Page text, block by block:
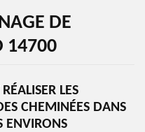
DE
14700
LES
CHEMINÉES DANS
ENVIRONS